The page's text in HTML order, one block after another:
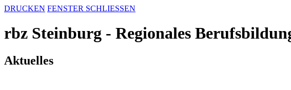
DRUCKEN FENSTER SCHLIESSEN
rbz Steinburg - Regionales
Aktuelles